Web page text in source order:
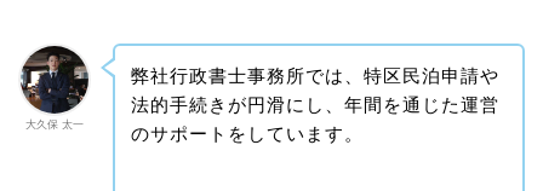
大久保 太一
弊社行政書士事務所では、特区民泊申請や
法的手続きが円滑にし、年間を通じた運営
のサポートをしています。